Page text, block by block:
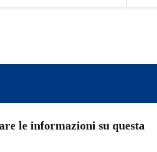
le informazioni su questa